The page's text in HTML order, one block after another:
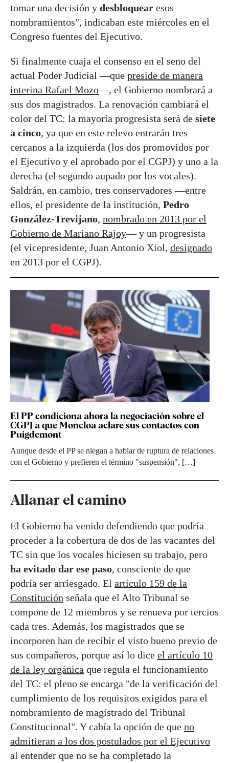
tomar una decisión y desbloquear esos
nombramientos", indicaban este miércoles en el
Congreso fuentes del Ejecutivo.
Si finalmente cuaja el consenso en el seno del
actual Poder Judicial —que preside de manera
interina Rafael Mozo—, el Gobierno nombrará a
sus dos magistrados. La renovación cambiará el
color del TC: la mayoría progresista será de siete
a cinco, ya que en este relevo entrarán tres
cercanos a la izquierda (los dos promovidos por
el Ejecutivo y el aprobado por el CGPJ) y uno a la
derecha (el segundo aupado por los vocales).
Saldrán, en cambio, tres conservadores —entre
ellos, el presidente de la institución, Pedro
González-Trevijano, nombrado en 2013 por el
Gobierno de Mariano Rajoy— y un progresista
(el vicepresidente, Juan Antonio Xiol, designado
en 2013 por el CGPJ).
El PP condiciona ahora la negociación sobre el
CGPJ a que Moncloa aclare sus contactos con
Puigdemont
Aunque desde el PP se niegan a hablar de ruptura de relaciones
con el Gobierno y prefieren el término "suspensión", […]
Allanar el camino
El Gobierno ha venido defendiendo que podría
proceder a la cobertura de dos de las vacantes del
TC sin que los vocales hiciesen su trabajo, pero
ha evitado dar ese paso, consciente de que
podría ser arriesgado. El artículo 159 de la
Constitución señala que el Alto Tribunal se
compone de 12 miembros y se renueva por tercios
cada tres. Además, los magistrados que se
incorporen han de recibir el visto bueno previo de
sus compañeros, porque así lo dice el artículo 10
de la ley orgánica que regula el funcionamiento
del TC: el pleno se encarga "de la verificación del
cumplimiento de los requisitos exigidos para el
nombramiento de magistrado del Tribunal
Constitucional". Y cabía la opción de que no
admitieran a los dos postulados por el Ejecutivo
al entender que no se ha completado la